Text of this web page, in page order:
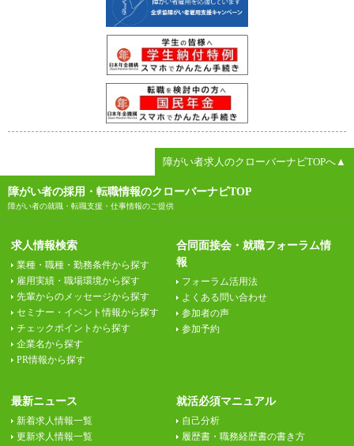
障がい者求人のクローバーナビTOPへ▲
障がい者の採用・転職情報のクローバーナビTOP
障がい者の就職・転職支援・仕事情報のご提供
求人情報検索
業種・職種・勤務条件から探す
雇用実績・職場環境から探す
先輩からのメッセージから探す
セミナー・イベント情報から探す
チェックポイントから探す
企業名から探す
PR情報から探す
合同面接会・就職フォーラム情
報
フォーラム活用法
よくある問い合わせ
参加者の声
参加予約
最新ニュース
新着求人情報一覧
更新求人情報一覧
就活必須マニュアル
自己分析
履歴書・職務経歴書の書き方